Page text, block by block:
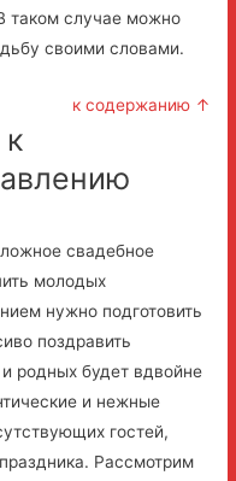
таком случае можно
своими словами.
к содержанию ↑
свадебное
молодых
нужно подготовить
поздравить
родных будет вдвойне
и нежные
гостей,
Рассмотрим